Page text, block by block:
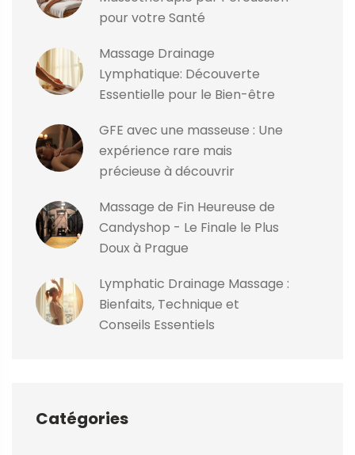
pour votre Santé
Massage Drainage
Lymphatique: Découverte
Essentielle pour le Bien-être
GFE avec une masseuse : Une
expérience rare mais
précieuse à découvrir
Massage de Fin Heureuse de
Candyshop - Le Finale le Plus
Doux à Prague
Lymphatic Drainage Massage :
Bienfaits, Technique et
Conseils Essentiels
Catégories